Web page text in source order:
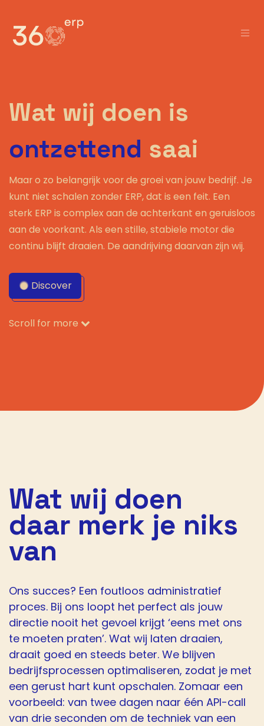
Wat wij doen is
ontzettend saai
Maar o zo belangrijk voor de groei van jouw bedrijf. Je
kunt niet schalen zonder ERP, dat is een feit. Een
sterk ERP is complex aan de achterkant en geruisloos
aan de voorkant. Als een stille, stabiele motor die
continu blijft draaien. De aandrijving daarvan zijn wij.
Discover
Scroll for more
Wat wij doen
daar merk je niks
van
Ons succes? Een foutloos administratief
proces. Bij ons loopt het perfect als jouw
directie nooit het gevoel krijgt ‘eens met ons
te moeten praten’. Wat wij laten draaien,
draait goed en steeds beter. We blijven
bedrijfsprocessen optimaliseren, zodat je met
een gerust hart kunt opschalen. Zomaar een
voorbeeld: van twee dagen naar één API-call
van drie seconden om de techniek van een